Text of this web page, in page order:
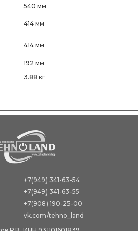
540 мм
414 мм
414 мм
192 мм
3.88 кг
+7(949) 341-63-54
+7(949) 341-63-55
+7(908) 190-25-00
vk.com/tehno_land